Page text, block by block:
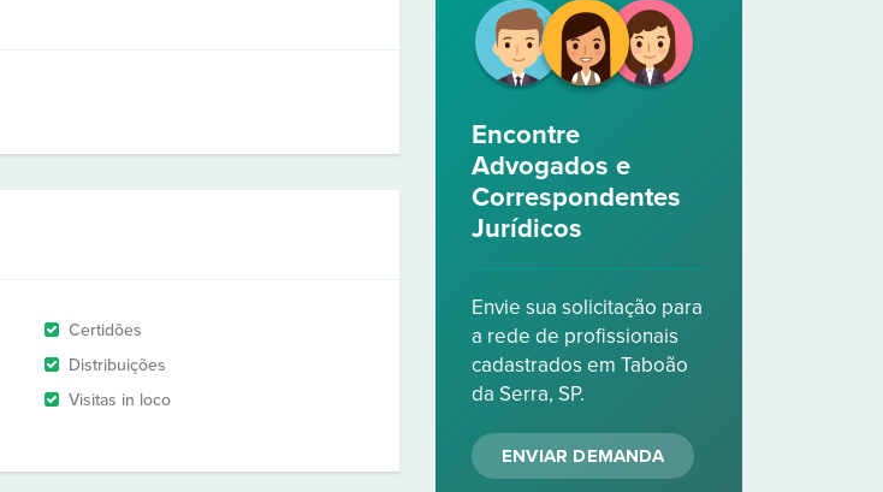
Certidões
Distribuições
Visitas in loco
Encontre
Advogados e
Correspondentes
Jurídicos
Envie sua solicitação para
a rede de profissionais
cadastrados em Taboão
da Serra, SP.
ENVIAR DEMANDA